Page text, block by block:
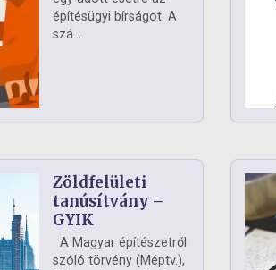
építésügyi bírságot. A
szá...
Zöldfelületi
tanúsítvány –
GYIK
A Magyar építészetről
szóló törvény (Méptv.),